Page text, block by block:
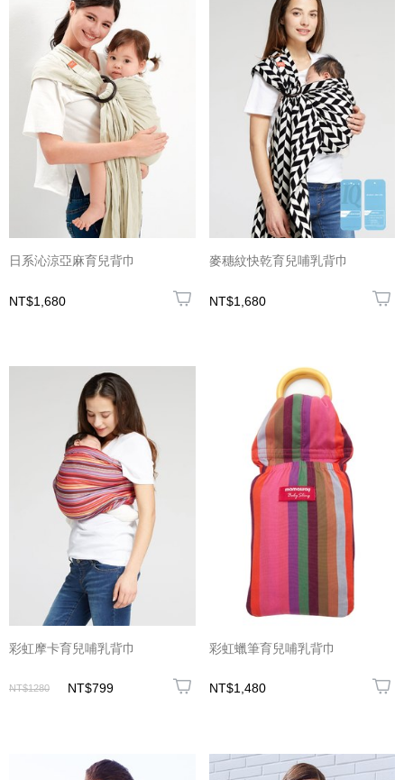
日系沁涼亞麻育兒背巾
NT$1,680
麥穗紋快乾育兒哺乳背巾
NT$1,680
彩虹摩卡育兒哺乳背巾
NT$1280 NT$799
彩虹蠟筆育兒哺乳背巾
NT$1,480